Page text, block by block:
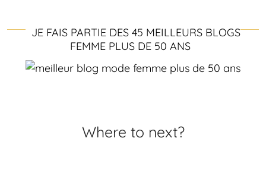
JE FAIS PARTIE DES 45 MEILLEURS BLOGS
FEMME PLUS DE 50 ANS
Where to next?